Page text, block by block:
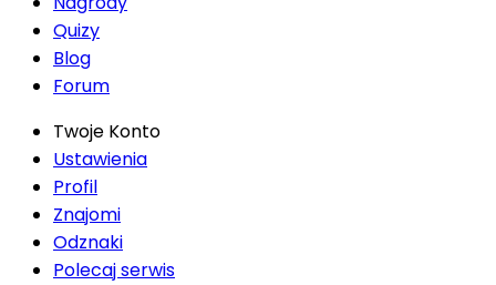
Quizy
Blog
Forum
Twoje Konto
Ustawienia
Profil
Znajomi
Odznaki
Polecaj serwis